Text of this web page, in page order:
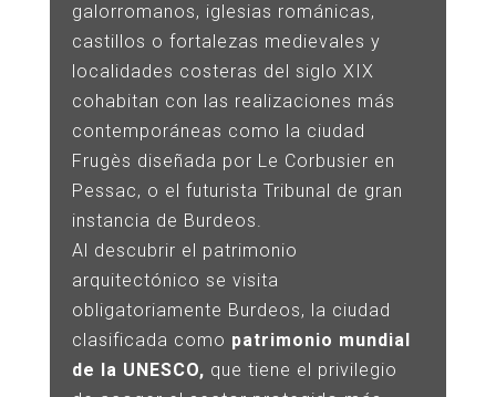
galorromanos, iglesias románicas,
castillos o fortalezas medievales y
localidades costeras del siglo XIX
cohabitan con las realizaciones más
contemporáneas como la ciudad
Frugès diseñada por Le Corbusier en
Pessac, o el futurista Tribunal de gran
instancia de Burdeos.
Al descubrir el patrimonio
arquitectónico se visita
obligatoriamente Burdeos, la ciudad
clasificada como patrimonio mundial
de la UNESCO, que tiene el privilegio